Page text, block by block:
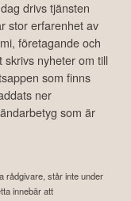
drivs tjänsten
stor erfarenhet av
företagande och
nyheter om till
som finns
ner
som är
rådgivare, står inte under
innebär att